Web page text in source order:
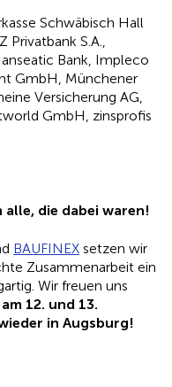
Schwäbisch Hall
Privatbank S.A.,
Bank, Impleco
GmbH, Münchener
Versicherung AG,
GmbH, zinsprofis
alle, die dabei waren!
BAUFINEX setzen wir
Zusammenarbeit ein
Wir freuen uns
am 12. und 13.
in Augsburg!